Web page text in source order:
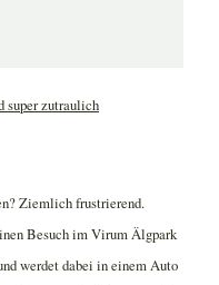
Ziemlich frustrierend.
Besuch im Virum Älgpark
werdet dabei in einem Auto